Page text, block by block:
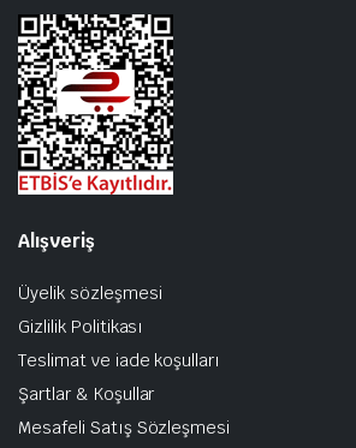
Alışveriş
Üyelik sözleşmesi
Gizlilik Politikası
Teslimat ve iade koşulları
Şartlar & Koşullar
Mesafeli Satış Sözleşmesi